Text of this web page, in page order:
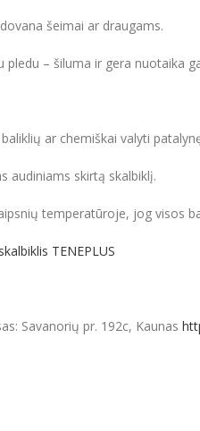
šeimai ar draugams.
pledu – šiluma ir gera nuotaika
ar chemiškai valyti
audiniams skirtą skalbiklį.
temperatūroje, jog visos
TENEPLUS
Savanorių pr. 192c, Kaunas